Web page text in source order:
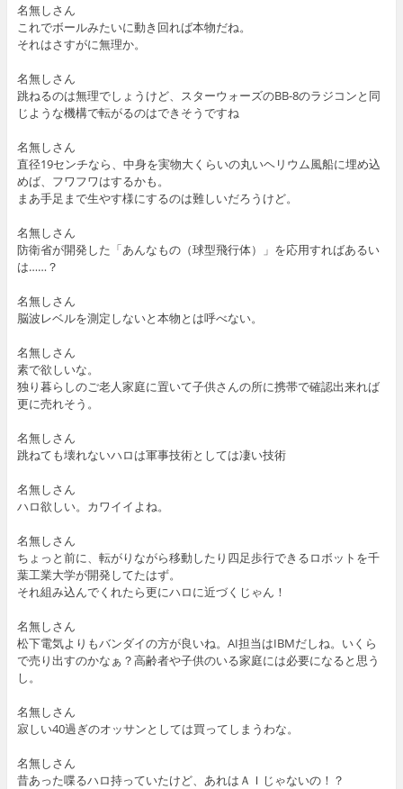
名無しさん
これでボールみたいに動き回れば本物だね。
それはさすがに無理か。
名無しさん
跳ねるのは無理でしょうけど、スターウォーズのBB-8のラジコンと同
じような機構で転がるのはできそうですね
名無しさん
直径19センチなら、中身を実物大くらいの丸いヘリウム風船に埋め込
めば、フワフワはするかも。
まあ手足まで生やす様にするのは難しいだろうけど。
名無しさん
防衛省が開発した「あんなもの（球型飛行体）」を応用すればあるい
は……？
名無しさん
脳波レベルを測定しないと本物とは呼べない。
名無しさん
素で欲しいな。
独り暮らしのご老人家庭に置いて子供さんの所に携帯で確認出来れば
更に売れそう。
名無しさん
跳ねても壊れないハロは軍事技術としては凄い技術
名無しさん
ハロ欲しい。カワイイよね。
名無しさん
ちょっと前に、転がりながら移動したり四足歩行できるロボットを千
葉工業大学が開発してたはず。
それ組み込んでくれたら更にハロに近づくじゃん！
名無しさん
松下電気よりもバンダイの方が良いね。AI担当はIBMだしね。いくら
で売り出すのかなぁ？高齢者や子供のいる家庭には必要になると思う
し。
名無しさん
寂しい40過ぎのオッサンとしては買ってしまうわな。
名無しさん
昔あった喋るハロ持っていたけど、あれはＡＩじゃないの！？